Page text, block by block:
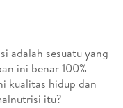
adalah sesuatu yang
ini benar 100%
kualitas hidup dan
itu?